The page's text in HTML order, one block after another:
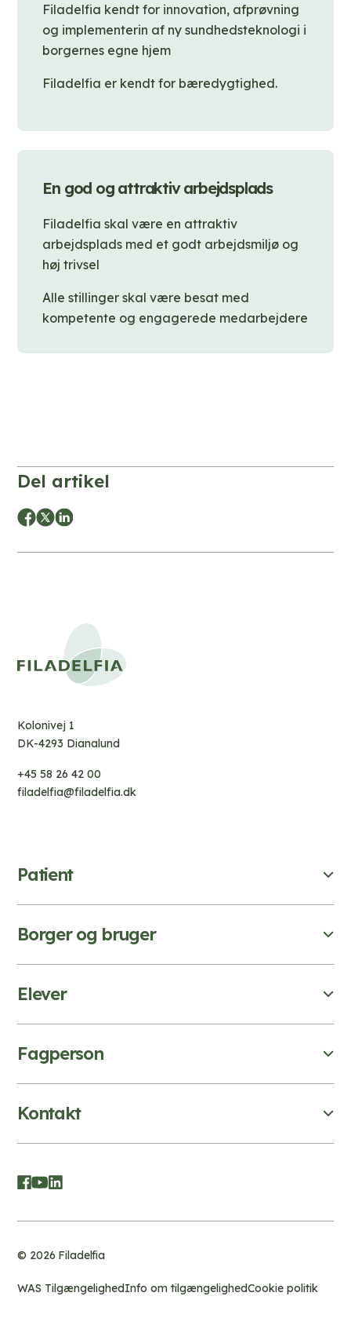
Filadelfia kendt for innovation, afprøvning
og implementerin af ny sundhedsteknologi i
borgernes egne hjem
Filadelfia er kendt for bæredygtighed.
En god og attraktiv arbejdsplads
Filadelfia skal være en attraktiv
arbejdsplads med et godt arbejdsmiljø og
høj trivsel
Alle stillinger skal være besat med
kompetente og engagerede medarbejdere
Del artikel
Kolonivej 1
DK-4293 Dianalund
+45 58 26 42 00
filadelfia@filadelfia.dk
Patient
Borger og bruger
Elever
Fagperson
Kontakt
© 2026 Filadelfia
WAS TilgængelighedInfo om tilgængelighedCookie politik